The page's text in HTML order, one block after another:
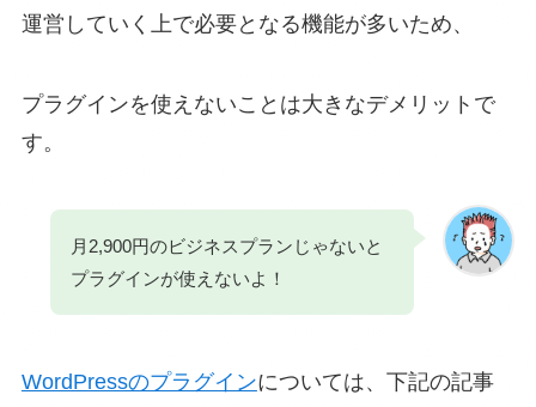
運営していく上で必要となる機能が多いため、
プラグインを使えないことは大きなデメリットで
す。
月2,900円のビジネスプランじゃないと
プラグインが使えないよ！
WordPressのプラグインについては、下記の記事